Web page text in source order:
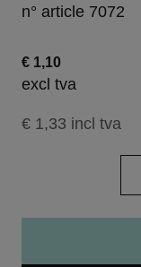
n° article 7072
€ 1,10
excl tva
€ 1,33 incl tva